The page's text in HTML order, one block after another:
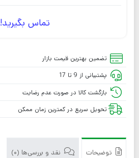
تماس بگیرید!
تضمین بهترین قیمت بازار
پشتیبانی از 9 تا 17
بازگشت کالا در صورت عدم رضایت
تحویل سریع در کمترین زمان ممکن
توضیحات نقد و بررسی‌ها (0)